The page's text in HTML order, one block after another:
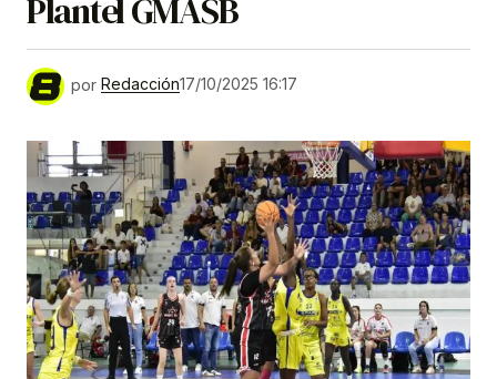
Plantel GMASB
por Redacción17/10/2025 16:17